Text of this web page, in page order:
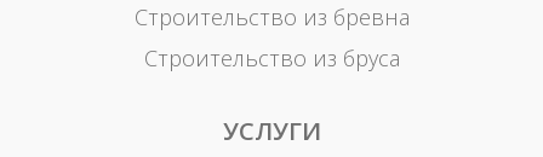
Строительство из бревна
Строительство из бруса
УСЛУГИ